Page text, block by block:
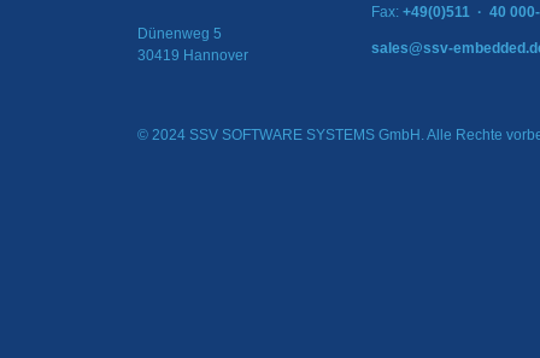
Dünenweg 5
30419 Hannover
Fax: +49(0)511 · 40
sales@ssv-
© 2024 SSV SOFTWARE SYSTEMS GmbH. Alle Rechte